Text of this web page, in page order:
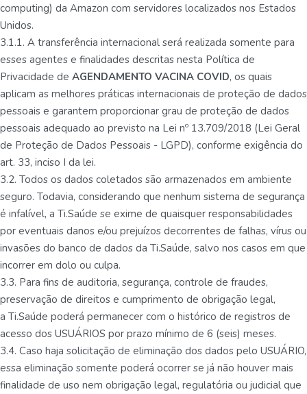
computing) da Amazon com servidores localizados nos Estados
Unidos.
3.1.1. A transferência internacional será realizada somente para
esses agentes e finalidades descritas nesta Política de
Privacidade de AGENDAMENTO VACINA COVID, os quais
aplicam as melhores práticas internacionais de proteção de dados
pessoais e garantem proporcionar grau de proteção de dados
pessoais adequado ao previsto na Lei nº 13.709/2018 (Lei Geral
de Proteção de Dados Pessoais - LGPD), conforme exigência do
art. 33, inciso I da lei.
3.2. Todos os dados coletados são armazenados em ambiente
seguro. Todavia, considerando que nenhum sistema de segurança
é infalível, a Ti.Saúde se exime de quaisquer responsabilidades
por eventuais danos e/ou prejuízos decorrentes de falhas, vírus ou
invasões do banco de dados da Ti.Saúde, salvo nos casos em que
incorrer em dolo ou culpa.
3.3. Para fins de auditoria, segurança, controle de fraudes,
preservação de direitos e cumprimento de obrigação legal,
a Ti.Saúde poderá permanecer com o histórico de registros de
acesso dos USUÁRIOS por prazo mínimo de 6 (seis) meses.
3.4. Caso haja solicitação de eliminação dos dados pelo USUÁRIO,
essa eliminação somente poderá ocorrer se já não houver mais
finalidade de uso nem obrigação legal, regulatória ou judicial que